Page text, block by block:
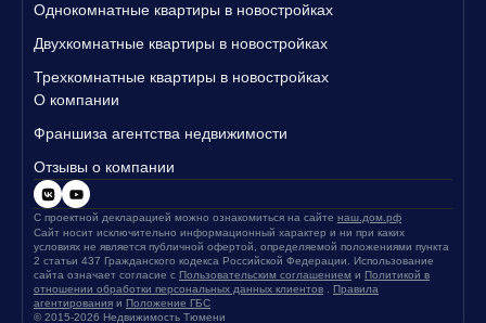
Однокомнатные квартиры в новостройках
Двухкомнатные квартиры в новостройках
Трехкомнатные квартиры в новостройках
О компании
Франшиза агентства недвижимости
Отзывы о компании
С проектной декларацией можно ознакомиться на сайте наш.дом.рф
Сайт носит исключительно информационный характер и ни при каких
условиях не является публичной офертой, определяемой положениями пункта
2 статьи 437 Гражданского кодекса Российской Федерации. Использование
сайта означает согласие с Пользовательским соглашением и Политикой в
отношении обработки персональных данных клиентов . Правила
агентирования и Положение ГБС
© 2015-2026 Недвижимость Тюмени